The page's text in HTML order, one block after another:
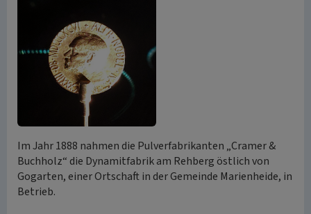
Im Jahr 1888 nahmen die Pulverfabrikanten „Cramer &
Buchholz“ die Dynamitfabrik am Rehberg östlich von
Gogarten, einer Ortschaft in der Gemeinde Marienheide, in
Betrieb.